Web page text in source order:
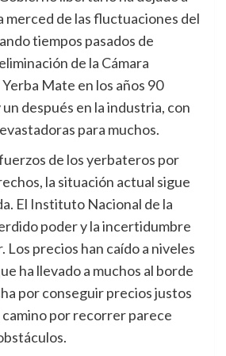
merced de las fluctuaciones del
tiempos pasados de
de la Cámara
Mate en los años 90
después en la industria, con
para muchos.
de los yerbateros por
la situación actual sigue
El Instituto Nacional de la
poder y la incertidumbre
Los precios han caído a niveles
ha llevado a muchos al borde
por conseguir precios justos
por recorrer parece